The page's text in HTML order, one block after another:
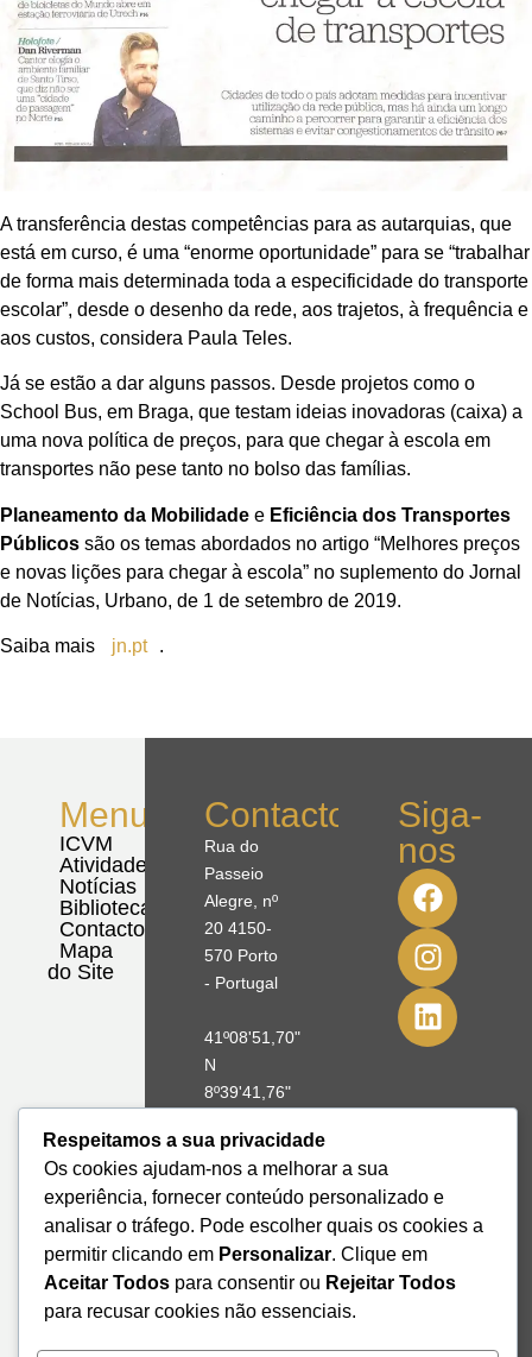
A transferência destas competências para as autarquias, que
está em curso, é uma “enorme oportunidade” para se “trabalhar
de forma mais determinada toda a especificidade do transporte
escolar”, desde o desenho da rede, aos trajetos, à frequência e
aos custos, considera Paula Teles.
Já se estão a dar alguns passos. Desde projetos como o
School Bus, em Braga, que testam ideias inovadoras (caixa) a
uma nova política de preços, para que chegar à escola em
transportes não pese tanto no bolso das famílias.
Planeamento da Mobilidade e Eficiência dos Transportes
Públicos são os temas abordados no artigo “Melhores preços
e novas lições para chegar à escola” no suplemento do Jornal
de Notícias, Urbano, de 1 de setembro de 2019.
Saiba mais jn.pt .
Menu
ICVM
Atividades
Notícias
Biblioteca
Contactos
Mapa
do Site
Contactos
Rua do
Passeio
Alegre, nº
20 4150-
570 Porto
- Portugal
41º08'51,70"
N
8º39'41,76"
+351 228
328 115
geral@institutodemobilidade.org
Subscreva
Newsletter
Siga-
nos
Respeitamos a sua privacidade
Os cookies ajudam-nos a melhorar a sua
experiência, fornecer conteúdo personalizado e
analisar o tráfego. Pode escolher quais os cookies a
permitir clicando em Personalizar. Clique em
Aceitar Todos para consentir ou Rejeitar Todos
para recusar cookies não essenciais.